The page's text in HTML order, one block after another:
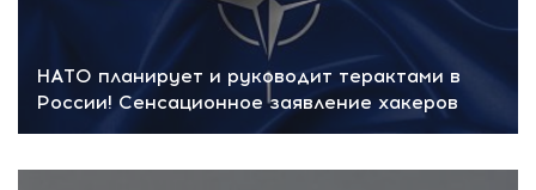
НАТО планирует и руководит терактами в
России! Сенсационное заявление хакеров